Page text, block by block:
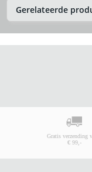
Gerelateerde
Gratis verzending
€ 99,-